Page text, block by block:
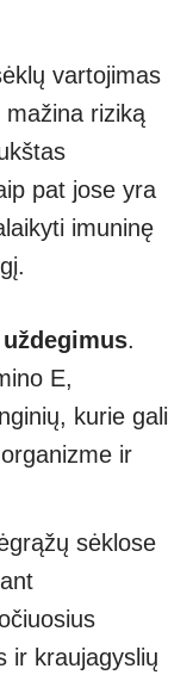
vartojimas
riziką
pat jose yra
imuninę
.
E,
kurie gali
ir
sėklose
ir kraujagyslių